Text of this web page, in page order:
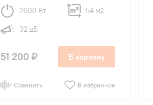
2600 Вт 54 м2
32 дБ
51 200 ₽ В корзину
Сравнить В избранное